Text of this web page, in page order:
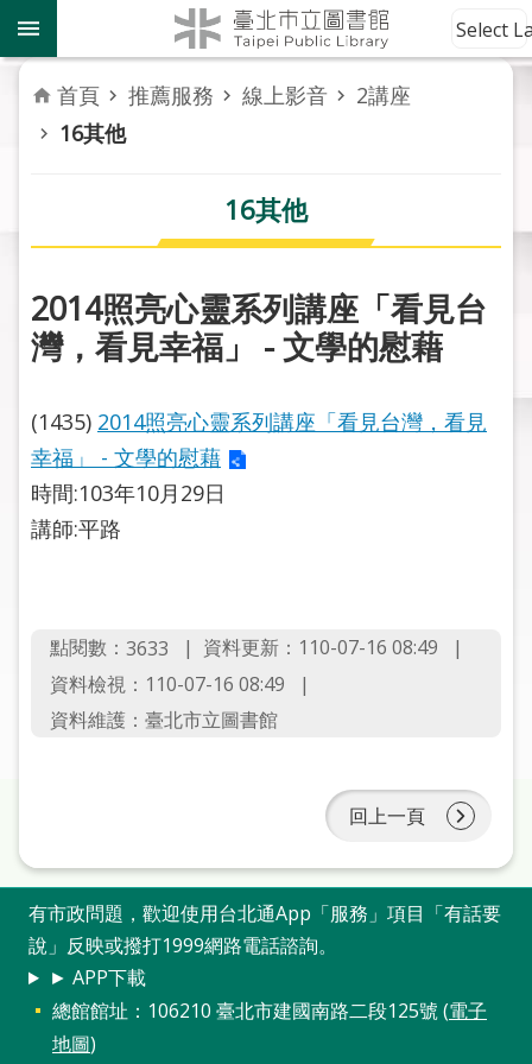
跳到主要內容區塊
到
館
資
訊
務
活
動
報
關
於
市
圖
申
請
加
入
市
圖
Select
首頁 推薦服務 線上影音
2講座
16其他
16其他
2014照亮心靈系列講座「看見台
灣，看見幸福」 - 文學的慰藉
(1435) 2014照亮心靈系列講座「看見台灣，看見
幸福」 - 文學的慰藉
時間:103年10月29日
講師:平路
點閱數： 3633
資料更新：110-07-16 08:49
資料檢視：110-07-16 08:49
資料維護：臺北市立圖書館
回上一頁
有市政問題，歡迎使用台北通App「服務」項目「有話要
說」反映或撥打1999網路電話諮詢。
► APP下載
總館館址：106210 臺北市建國南路二段125號 (電子
地圖)